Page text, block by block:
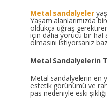
Metal sandalyeler
Yaşam alanlarımızda
oldukça uğraş
için daha yorucu bir hal
olmasını istiyorsanız
Metal Sandalyelerin
Metal sandalyelerin en
estetik görünümü ve
pas nedeniyle eski